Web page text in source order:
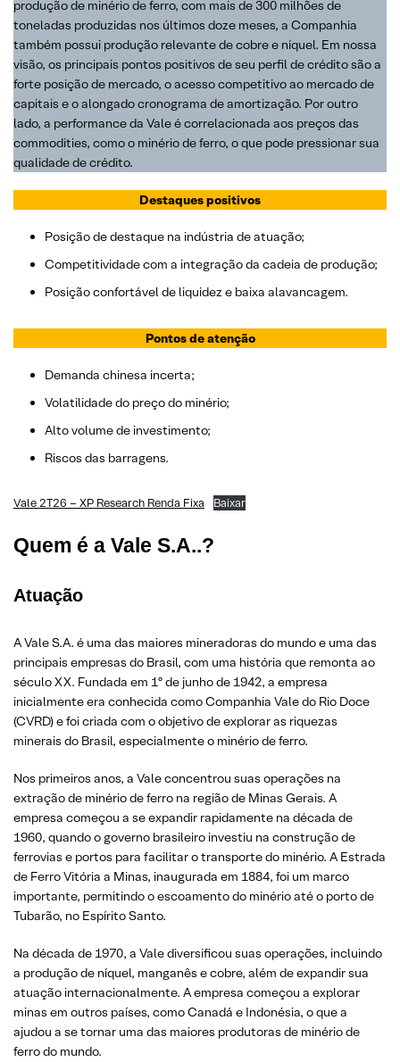
produção de minério de ferro, com mais de 300 milhões de
toneladas produzidas nos últimos doze meses, a Companhia
também possui produção relevante de cobre e níquel. Em nossa
visão, os principais pontos positivos de seu perfil de crédito são a
forte posição de mercado, o acesso competitivo ao mercado de
capitais e o alongado cronograma de amortização. Por outro
lado, a performance da Vale é correlacionada aos preços das
commodities, como o minério de ferro, o que pode pressionar sua
qualidade de crédito.
Destaques positivos
Posição de destaque na indústria de atuação;
Competitividade com a integração da cadeia de produção;
Posição confortável de liquidez e baixa alavancagem.
Pontos de atenção
Demanda chinesa incerta;
Volatilidade do preço do minério;
Alto volume de investimento;
Riscos das barragens.
Vale 2T26 – XP Research Renda Fixa Baixar
Quem é a Vale S.A..?
Atuação
A Vale S.A. é uma das maiores mineradoras do mundo e uma das
principais empresas do Brasil, com uma história que remonta ao
século XX. Fundada em 1º de junho de 1942, a empresa
inicialmente era conhecida como Companhia Vale do Rio Doce
(CVRD) e foi criada com o objetivo de explorar as riquezas
minerais do Brasil, especialmente o minério de ferro.
Nos primeiros anos, a Vale concentrou suas operações na
extração de minério de ferro na região de Minas Gerais. A
empresa começou a se expandir rapidamente na década de
1960, quando o governo brasileiro investiu na construção de
ferrovias e portos para facilitar o transporte do minério. A Estrada
de Ferro Vitória a Minas, inaugurada em 1884, foi um marco
importante, permitindo o escoamento do minério até o porto de
Tubarão, no Espírito Santo.
Na década de 1970, a Vale diversificou suas operações, incluindo
a produção de níquel, manganês e cobre, além de expandir sua
atuação internacionalmente. A empresa começou a explorar
minas em outros países, como Canadá e Indonésia, o que a
ajudou a se tornar uma das maiores produtoras de minério de
ferro do mundo.